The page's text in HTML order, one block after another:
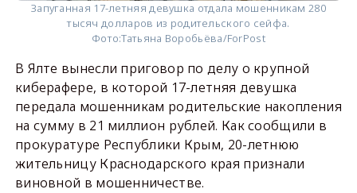
Запуганная 17-летняя девушка отдала мошенникам 280
тысяч долларов из родительского сейфа.
Фото:Татьяна Воробьёва/ForPost
В Ялте вынесли приговор по делу о крупной
киберафере, в которой 17-летняя девушка
передала мошенникам родительские накопления
на сумму в 21 миллион рублей. Как сообщили в
прокуратуре Республики Крым, 20-летнюю
жительницу Краснодарского края признали
виновной в мошенничестве.